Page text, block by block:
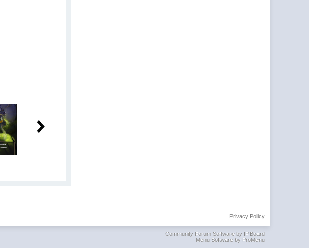
Privacy Policy
Community Forum Software by IP.Board
Menu Software by ProMenu